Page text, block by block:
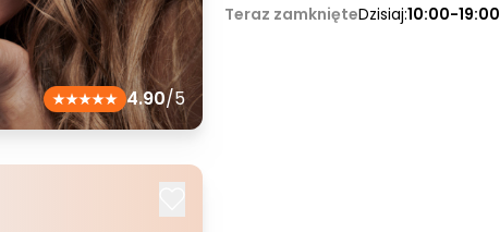
4.90/5
Teraz zamknięteDzisiaj:10:00-19:00